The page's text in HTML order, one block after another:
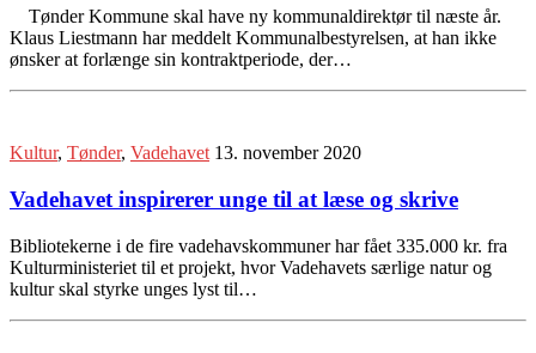
Tønder Kommune skal have ny kommunaldirektør til næste år.
Klaus Liestmann har meddelt Kommunalbestyrelsen, at han ikke
ønsker at forlænge sin kontraktperiode, der…
Kultur, Tønder, Vadehavet 13. november 2020
Vadehavet inspirerer unge til at læse og skrive
Bibliotekerne i de fire vadehavskommuner har fået 335.000 kr. fra
Kulturministeriet til et projekt, hvor Vadehavets særlige natur og
kultur skal styrke unges lyst til…